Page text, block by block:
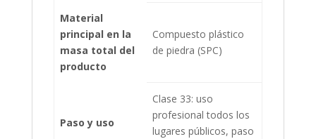
Material
principal en la
masa total del
producto
Compuesto plástico
de piedra (SPC)
Paso y uso
Clase 33: uso
profesional todos los
lugares públicos, paso